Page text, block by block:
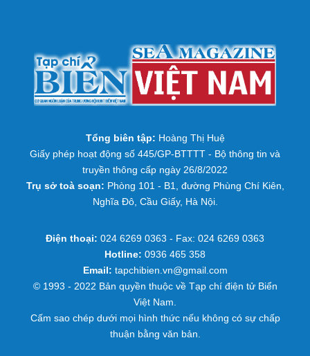
Tổng biên tập: Hoàng Thị Huệ
Giấy phép hoạt động số 445/GP-BTTTT - Bộ thông tin và
truyền thông cấp ngày 26/8/2022
Trụ sở toà soạn: Phòng 101 - B1, đường Phùng Chí Kiên,
Nghĩa Đô, Cầu Giấy, Hà Nội.
Điện thoại: 024 6269 0363 - Fax: 024 6269 0363
Hotline: 0936 465 358
Email: tapchibien.vn@gmail.com
© 1993 - 2022 Bản quyền thuộc về Tạp chí điện tử Biển
Việt Nam.
Cấm sao chép dưới mọi hình thức nếu không có sự chấp
thuận bằng văn bản.